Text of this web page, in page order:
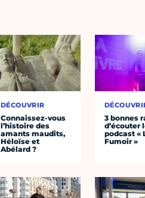
DÉCOUVRIR
Connaissez-vous
l’histoire des
amants maudits,
Héloïse et
Abélard ?
3 bonnes
d’écouter
podcast «
Fumoir »